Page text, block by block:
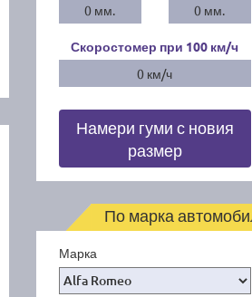
0 мм.
0 мм.
Скоростомер при 100 км/ч
0 км/ч
Намери гуми с новия
размер
По марка
Марка